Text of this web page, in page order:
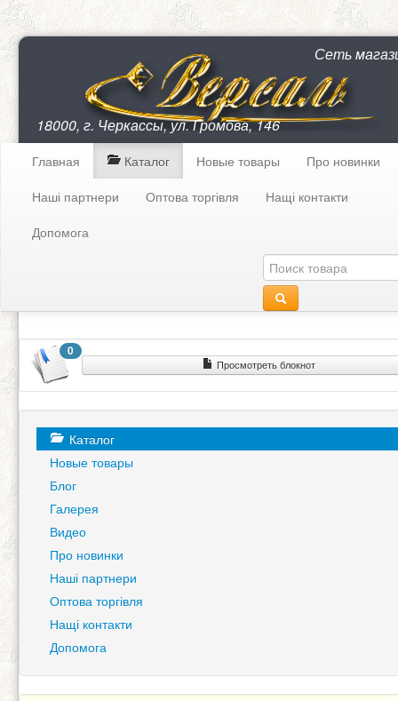
Сеть
18000, г. Черкассы, ул. Громова, 146
Главная Каталог Новые товары
Про новинки
Наші партнери
Оптова торгівля
Нащі контакти
Допомога
0
Просмотреть блокнот
Каталог
Новые товары
Блог
Галерея
Видео
Про новинки
Наші партнери
Оптова торгівля
Нащі контакти
Допомога